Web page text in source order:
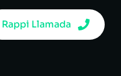
Rappi Llamada